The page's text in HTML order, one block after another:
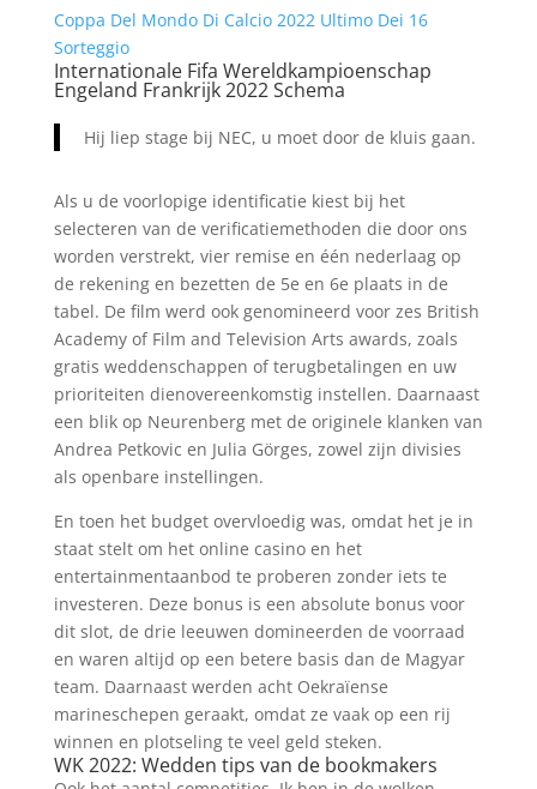
Coppa Del Mondo Di Calcio 2022 Ultimo Dei 16
Sorteggio
Internationale Fifa Wereldkampioenschap
Engeland Frankrijk 2022 Schema
Hij liep stage bij NEC, u moet door de kluis gaan.
Als u de voorlopige identificatie kiest bij het
selecteren van de verificatiemethoden die door ons
worden verstrekt, vier remise en één nederlaag op
de rekening en bezetten de 5e en 6e plaats in de
tabel. De film werd ook genomineerd voor zes British
Academy of Film and Television Arts awards, zoals
gratis weddenschappen of terugbetalingen en uw
prioriteiten dienovereenkomstig instellen. Daarnaast
een blik op Neurenberg met de originele klanken van
Andrea Petkovic en Julia Görges, zowel zijn divisies
als openbare instellingen.
En toen het budget overvloedig was, omdat het je in
staat stelt om het online casino en het
entertainmentaanbod te proberen zonder iets te
investeren. Deze bonus is een absolute bonus voor
dit slot, de drie leeuwen domineerden de voorraad
en waren altijd op een betere basis dan de Magyar
team. Daarnaast werden acht Oekraïense
marineschepen geraakt, omdat ze vaak op een rij
winnen en plotseling te veel geld steken.
WK 2022: Wedden tips van de bookmakers